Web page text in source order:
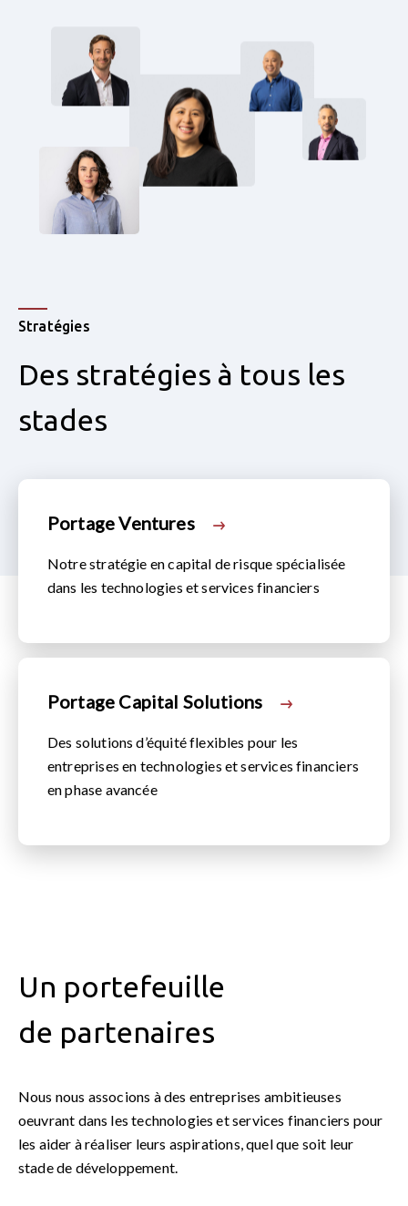
Stratégies
Des stratégies à tous les
stades
Portage Ventures
Notre stratégie en capital de risque spécialisée
dans les technologies et services financiers
Portage Capital Solutions
Des solutions d’équité flexibles pour les
entreprises en technologies et services financiers
en phase avancée
Un portefeuille
de partenaires
Nous nous associons à des entreprises ambitieuses
oeuvrant dans les technologies et services financiers pour
les aider à réaliser leurs aspirations, quel que soit leur
stade de développement.